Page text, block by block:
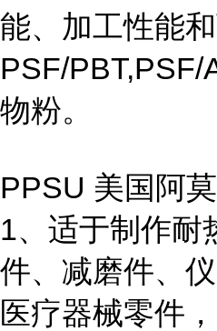
能、加工性能
PSF/PBT,PSF/
物粉。
PPSU 美国阿
1、适于制作耐
件、减磨件、
医疗器械零件